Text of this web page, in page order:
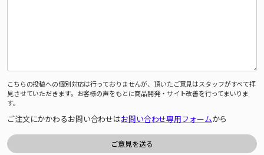
こちらの投稿への個別対応は行っておりませんが、頂いたご意見はスタッフがすべて拝
見させていただきます。お客様の声をもとに商品開発・サイト改善を行ってまいりま
す。
ご注文にかかわるお問い合わせはお問い合わせ専用フォームから